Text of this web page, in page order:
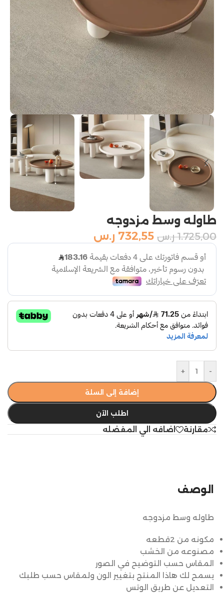
طاوله وسط مزدوجه
1.725,00 ر.س 732,55 ر.س
-
+
إضافة إلى السلة
اطلب الآن
مقارنة اضافه الي المفضله
الوصف
طاوله وسط مزدوجه
مكونه من 2قطعه
مصنوعه من الخشب
المقاس حسب التوضيح في الصور
يسمح لك هاذا المنتج بتغيير الون ولمقاس حسب طلبك
التعديل عن طريق الوتس